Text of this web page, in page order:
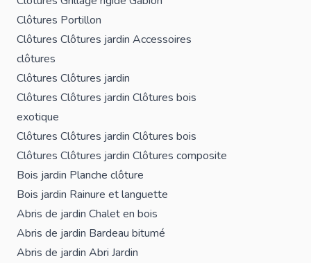
Clôtures Portillon
Clôtures Clôtures jardin Accessoires
clôtures
Clôtures Clôtures jardin
Clôtures Clôtures jardin Clôtures bois
exotique
Clôtures Clôtures jardin Clôtures bois
Clôtures Clôtures jardin Clôtures composite
Bois jardin Planche clôture
Bois jardin Rainure et languette
Abris de jardin Chalet en bois
Abris de jardin Bardeau bitumé
Abris de jardin Abri Jardin